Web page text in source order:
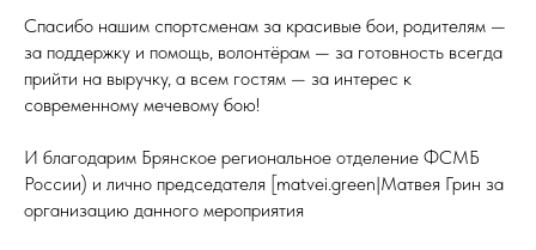
Спасибо нашим спортсменам за красивые бои, родителям —
за поддержку и помощь, волонтёрам — за готовность всегда
прийти на выручку, а всем гостям — за интерес к
современному мечевому бою!
И благодарим Брянское региональное отделение ФСМБ
России) и лично председателя [matvei.green|Матвея Грин за
организацию данного мероприятия